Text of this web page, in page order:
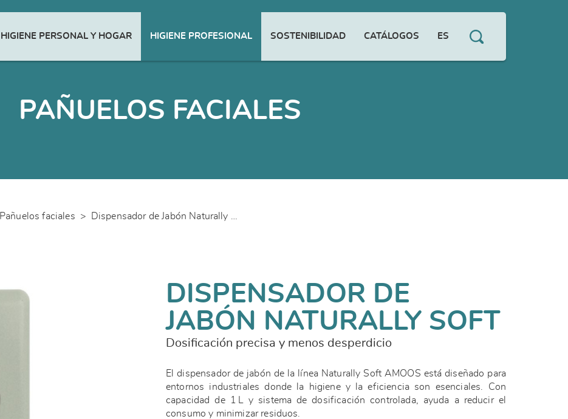
HIGIENE PERSONAL Y HOGAR HIGIENE PROFESIONAL SOSTENIBILIDAD CATÁLOGOS ES
PAÑUELOS FACIALES
Pañuelos faciales >
DISPENSADOR DE
JABÓN NATURALLY SOFT
Dosificación precisa y menos desperdicio
El dispensador de jabón de la línea Naturally Soft AMOOS está diseñado para
entornos industriales donde la higiene y la eficiencia son esenciales. Con
capacidad de 1 L y sistema de dosificación controlada, ayuda a reducir el
consumo y minimizar residuos.